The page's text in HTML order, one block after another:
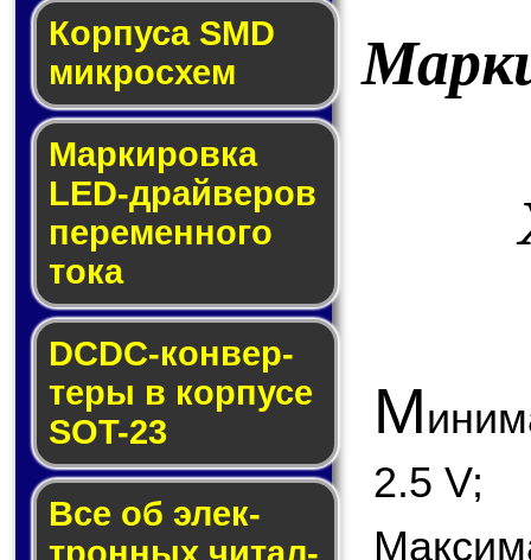
Корпуса SMD
мик­ро­схем
Маркировка
LED-драй­ве­ров
пе­ре­мен­но­го
то­ка
DCDC-кон­вер­
те­ры в кор­пу­се
SOT-23
Все об элек­
М
2.5 V;